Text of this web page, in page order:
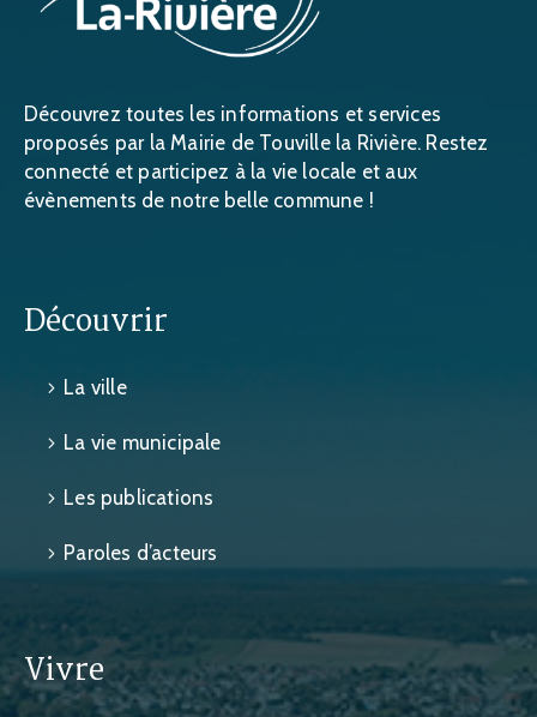
Découvrez toutes les informations et services
proposés par la Mairie de Touville la Rivière. Restez
connecté et participez à la vie locale et aux
évènements de notre belle commune !
Découvrir
La ville
La vie municipale
Les publications
Paroles d’acteurs
Vivre